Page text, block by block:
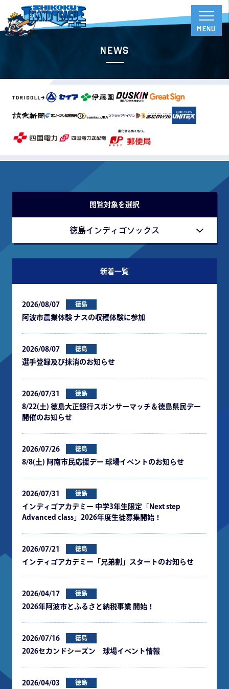
News
閲覧対象を選択
徳島インディゴソックス
新着一覧
2026/08/07 徳島
阿波市農業体験 ナスの収穫体験に参加
2026/08/07 徳島
選手登録及び抹消のお知らせ
2026/07/31 徳島
8/22(土) 徳島大正銀行スポンサーマッチ＆徳島県民デー
開催のお知らせ
2026/07/26 徳島
8/8(土) 阿南市民応援デー 球場イベントのお知らせ
2026/07/31 徳島
インディゴアカデミー 中学3年生限定「Next step
Advanced class」2026年度生徒募集開始！
2026/07/21 徳島
インディゴアカデミー「兄弟割」スタートのお知らせ
2026/04/17 徳島
2026年阿波市とふるさと納税事業 開始！
2026/07/16 徳島
2026セカンドシーズン 球場イベント情報
2026/04/03 徳島